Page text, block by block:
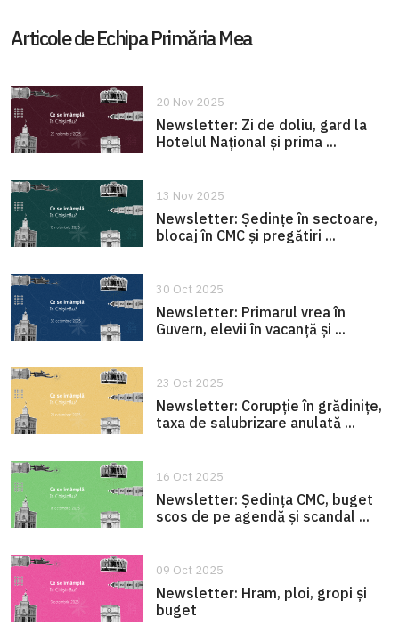
Articole de Echipa Primăria Mea
20 Nov 2025
Newsletter: Zi de doliu, gard la
Hotelul Național și prima ...
13 Nov 2025
Newsletter: Ședințe în sectoare,
blocaj în CMC și pregătiri ...
30 Oct 2025
Newsletter: Primarul vrea în
Guvern, elevii în vacanță și ...
23 Oct 2025
Newsletter: Corupție în grădinițe,
taxa de salubrizare anulată ...
16 Oct 2025
Newsletter: Ședința CMC, buget
scos de pe agendă și scandal ...
09 Oct 2025
Newsletter: Hram, ploi, gropi și
buget